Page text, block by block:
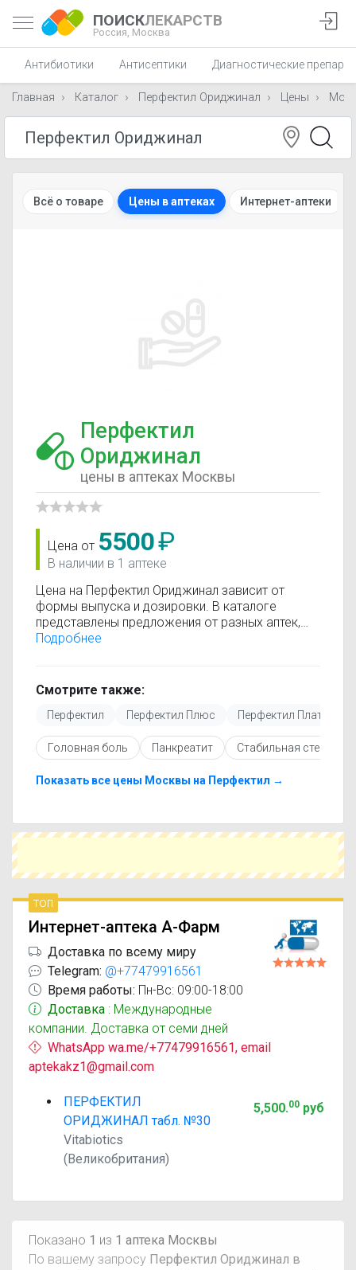
ПОИСКЛЕКАРСТВ
Россия, Москва
Антибиотики Антисептики Диагностические
Главная Каталог Перфектил Ориджинал Цены
Всё о товаре Цены в аптеках Интернет-аптеки
Перфектил
Ориджинал
цены в аптеках Москвы
Цена от 5500₽
В наличии в 1 аптеке
Цена на Перфектил Ориджинал зависит от
формы выпуска и дозировки. В каталоге
представлены предложения от разных аптек,
что позволяет быстро найти, где купить
обновляется, поэтому вы видите только
актуальные данные.
Перед покупкой рекомендуется ознакомиться с
инструкцией по применению, показаниями и
противопоказаниями. При необходимости вы
Ориджинал с похожим действующим
ближайшей аптеке, укажите свой город и
вариант по цене и наличию.
Подробнее
Смотрите также:
Перфектил Перфектил Плюс Перфектил Платинум
Головная боль Панкреатит Стабильная
Показать все цены Москвы на Перфектил →
топ
Интернет-аптека А-Фарм
Доставка по всему миру
Telegram: @+77479916561
Время работы: Пн-Вс: 09:00-18:00
Доставка : Международные
компании. Доставка от семи дней
WhatsApp wa.me/+77479916561, email
aptekakz1@gmail.com
ПЕРФЕКТИЛ
ОРИДЖИНАЛ табл. №30
Vitabiotics
(Великобритания)
5,500.00руб
Показано 1 из 1 аптека Москвы
По вашему запросу Перфектил Ориджинал в